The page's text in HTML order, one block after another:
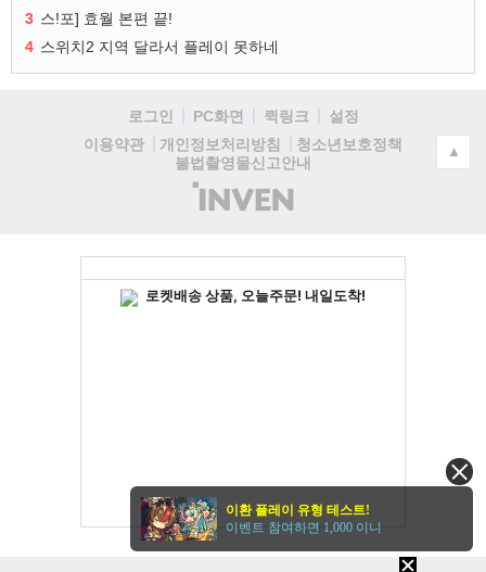
3 스!포] 효월 본편 끝!
4 스위치2 지역 달라서 플레이 못하네
로그인 PC화면 퀵링크
설정
이용약관
개인정보처리방침
청소년보호정책
불법촬영물신고안내
(주)
인
▲
이환 플레이 유형 테스트!
이벤트 참여하면 1,000 이니